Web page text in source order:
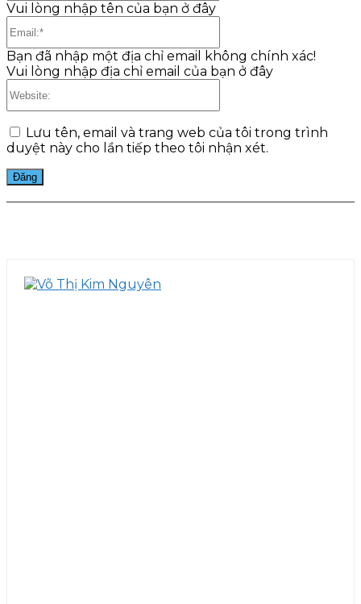
Vui lòng nhập tên của bạn ở đây
Bạn đã nhập một địa chỉ email không chính xác!
Vui lòng nhập địa chỉ email của bạn ở đây
Lưu tên, email và trang web của tôi trong trình
duyệt này cho lần tiếp theo tôi nhận xét.